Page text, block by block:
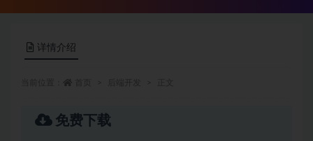
详情介绍
免费下载